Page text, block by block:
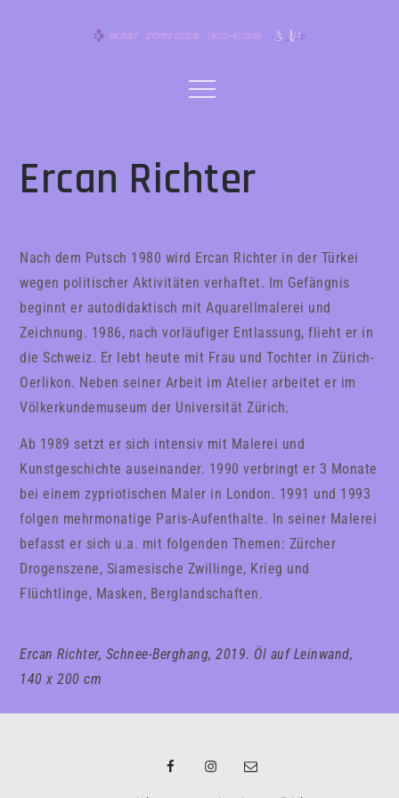
Menu
Ercan Richter
Nach dem Putsch 1980 wird Ercan Richter in der Türkei
wegen politischer Aktivitäten verhaftet. Im Gefängnis
beginnt er autodidaktisch mit Aquarellmalerei und
Zeichnung. 1986, nach vorläufiger Entlassung, flieht er in
die Schweiz. Er lebt heute mit Frau und Tochter in Zürich-
Oerlikon. Neben seiner Arbeit im Atelier arbeitet er im
Völkerkundemuseum der Universität Zürich.
Ab 1989 setzt er sich intensiv mit Malerei und
Kunstgeschichte auseinander. 1990 verbringt er 3 Monate
bei einem zypriotischen Maler in London. 1991 und 1993
folgen mehrmonatige Paris-Aufenthalte. In seiner Malerei
befasst er sich u.a. mit folgenden Themen: Zürcher
Drogenszene, Siamesische Zwillinge, Krieg und
Flüchtlinge, Masken, Berglandschaften.
Ercan Richter, Schnee-Berghang, 2019. Öl auf Leinwand,
140 x 200 cm
FacebookInstagramEmail